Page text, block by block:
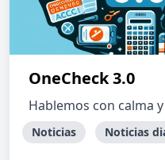
OneCheck 3.0
Hablemos con calma
Noticias Noticias